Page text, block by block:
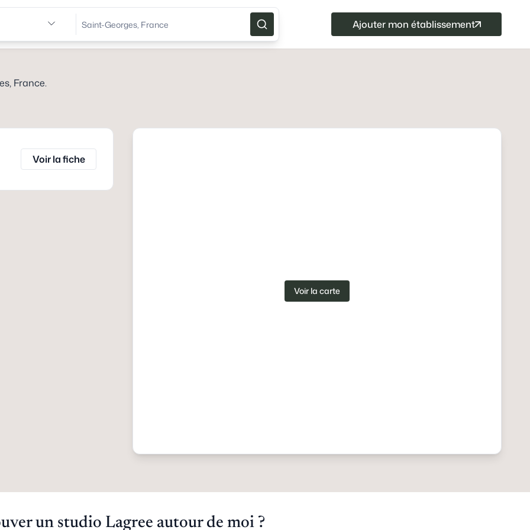
Ajouter mon établissement
France.
Voir la fiche
Voir la carte
un studio Lagree autour de moi ?